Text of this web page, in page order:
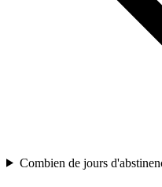
Combien de jours